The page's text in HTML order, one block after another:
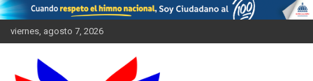
Saltar
al
contenido
viernes, agosto 7, 2026